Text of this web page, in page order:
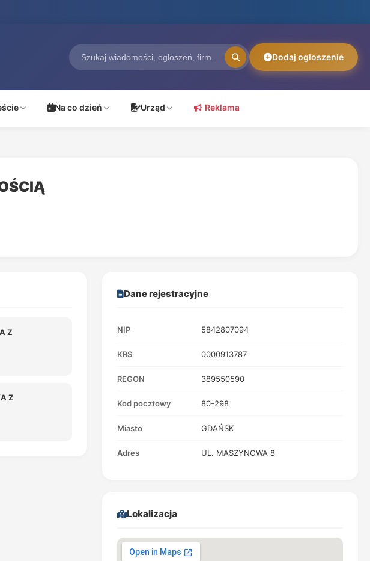
Dodaj ogłoszenie
Na co dzień Urząd Reklama
Z
Z
W
Dane rejestracyjne
NIP 5842807094
KRS 0000913787
REGON 389550590
Kod pocztowy 80-298
Miasto GDAŃSK
Adres UL. MASZYNOWA 8
Lokalizacja